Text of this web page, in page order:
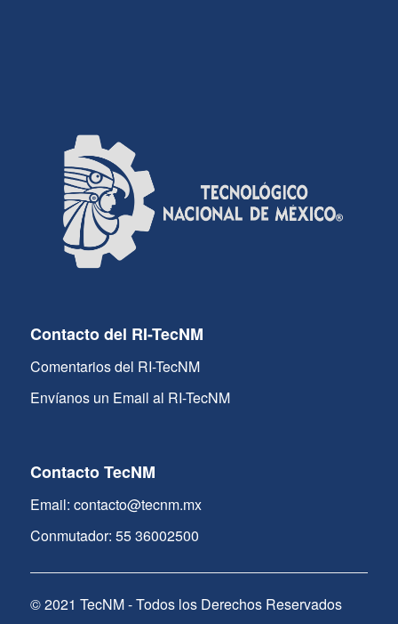
Contacto del RI-TecNM
Comentarios del RI-TecNM
Envíanos un Email al RI-TecNM
Contacto TecNM
Email: contacto@tecnm.mx
Conmutador: 55 36002500
© 2021 TecNM - Todos los Derechos Reservados